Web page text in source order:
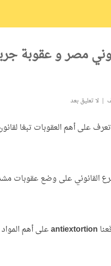
مصر و عقوبة
لا تعليق بعد
على أهم العقوبات تبغا
القانوني على وضع عقوبات
antiextortionعلى أهم